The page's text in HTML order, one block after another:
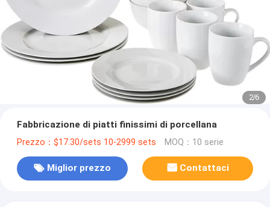
2/6
Fabbricazione di piatti finissimi di porcellana
Prezzo：$17.30/sets 10-2999 sets MOQ：10 serie
Miglior prezzo Contattaci